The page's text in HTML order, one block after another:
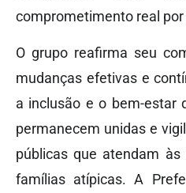
comprometimento real
O grupo reafirma seu
mudanças efetivas e
a inclusão e o bem-estar
permanecem unidas e
públicas que atendam
famílias atípicas. A